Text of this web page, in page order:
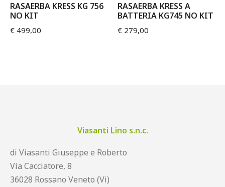
RASAERBA KRESS KG 756
NO KIT
€ 499,00
RASAERBA KRESS A
BATTERIA KG745 NO KIT
€ 279,00
Viasanti Lino s.n.c.
di Viasanti Giuseppe e Roberto
Via Cacciatore, 8
36028 Rossano Veneto (Vi)